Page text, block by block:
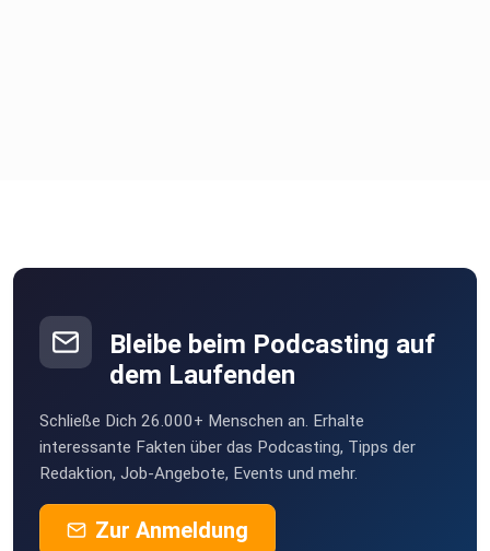
Bleibe beim Podcasting auf
dem Laufenden
Schließe Dich 26.000+ Menschen an. Erhalte
interessante Fakten über das Podcasting, Tipps der
Redaktion, Job-Angebote, Events und mehr.
Zur Anmeldung